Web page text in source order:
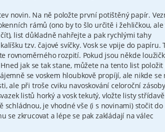
novin. Na ně položte první potištěný papír.
rámů (ono by to šlo určitě i žehličkou, ale
list důkladně nahřejte a pak rychlými tahy
tzv. čajové svíčky. Vosk se vpije do papíru.
rovnoměrného rozpití. Pokud jsou někde
jak se tak stane, můžete na tento list
se voskem hloubkově propíjí, ale nikde se
ale při troše cviku navoskování celoroční zásoby
listů horký a vosk tekutý, vložte listy
schládnou, je vhodné vše (i s novinami) stočit do
se zkrucovat a lépe se pak zakládají na válec